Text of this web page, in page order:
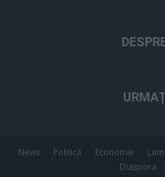
News Politică Economie
Diaspora